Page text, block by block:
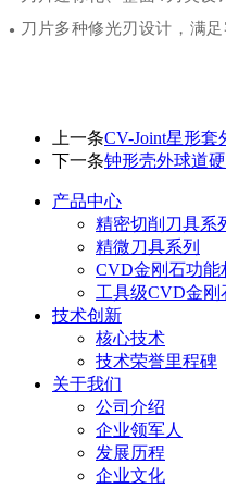
● 刀片多种修光刃设计，满
上一条CV-Joint星形
下一条钟形壳外球道
产品中心
精密切削刀具系
精微刀具系列
CVD金刚石功能
工具级CVD金刚
技术创新
核心技术
技术荣誉里程碑
关于我们
公司介绍
企业领军人
发展历程
企业文化